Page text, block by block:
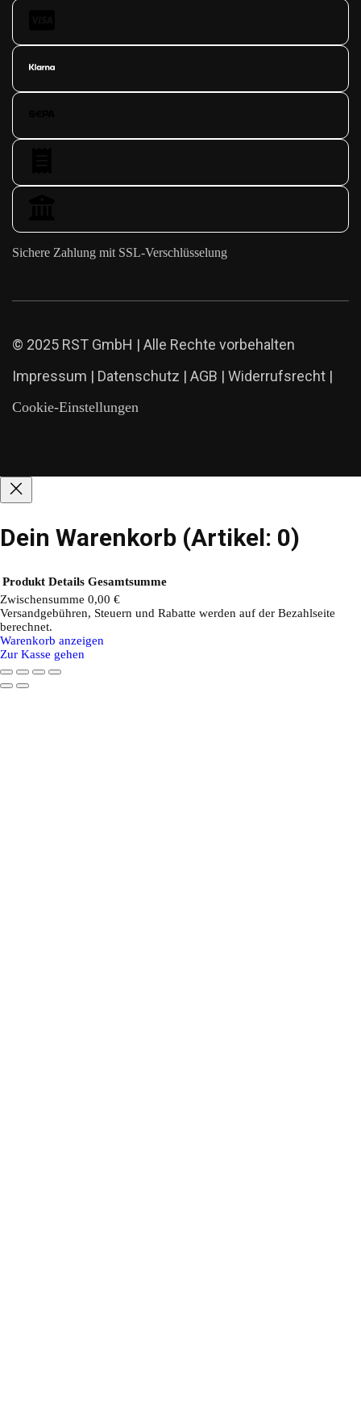
Sichere Zahlung mit SSL-Verschlüsselung
© 2025 RST GmbH | Alle Rechte vorbehalten
Impressum | Datenschutz | AGB | Widerrufsrecht |
Cookie-Einstellungen
Dein Warenkorb (Artikel: 0)
Produkte
im
Warenkorb
Produkt Details Gesamtsumme
Zwischensumme 0,00 €
Versandgebühren, Steuern und Rabatte werden auf der Bezahlseite
berechnet.
Warenkorb anzeigen
Zur Kasse gehen